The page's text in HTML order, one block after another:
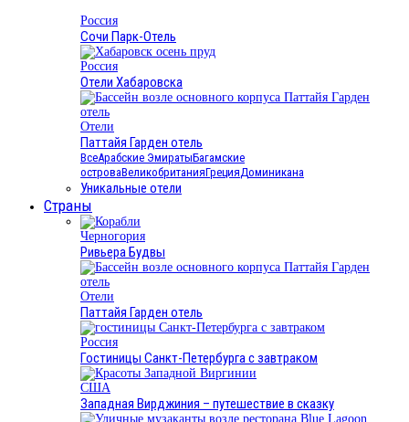
Россия
Сочи Парк-Отель
Россия
Отели Хабаровска
Отели
Паттайя Гарден отель
ВсеАрабские ЭмиратыБагамские
островаВеликобританияГрецияДоминикана
Уникальные отели
Страны
Черногория
Ривьера Будвы
Отели
Паттайя Гарден отель
Россия
Гостиницы Санкт-Петербурга с завтраком
США
Западная Вирджиния – путешествие в сказку